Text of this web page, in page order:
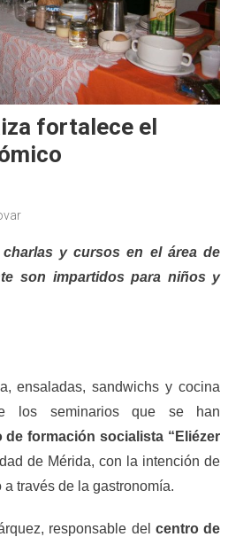
fortalece el
charlas y cursos en el área de
son impartidos para niños y
ensaladas, sandwichs y cocina
los seminarios que se han
de formación socialista “Eliézer
de Mérida, con la intención de
través de la gastronomía.
responsable del centro de